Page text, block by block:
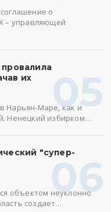
о
– управляющей
05
их
Нарьян-Маре, как и
Ненецкий избирком…
06
"супер-
объектом неуклонно
создает…